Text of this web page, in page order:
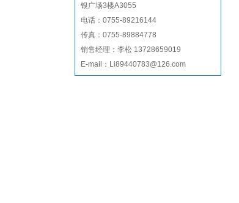
银广场3楼A3055
电话：0755-89216144
传真：0755-89884778
销售经理：李松 13728659019
E-mail：Li89440783@126.com